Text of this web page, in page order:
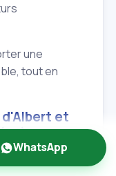
une
tout en
et
à
WhatsApp